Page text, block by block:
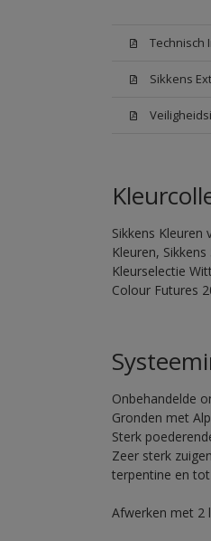
Technisch
Sikkens
Sikkens Kleuren
Kleuren,
Kleurselectie
Colour Futures
Onbehandelde
Gronden met
Sterk
Zeer sterk
terpentine en
Afwerken met 2